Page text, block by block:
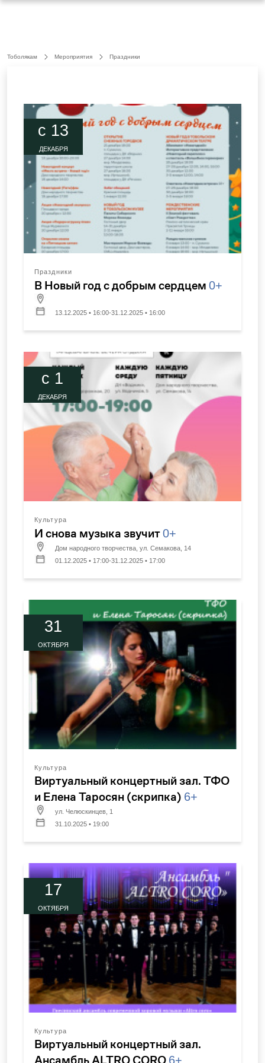
Тоболякам Мероприятия Праздники
c 13
ДЕКАБРЯ
Праздники
В Новый год с добрым сердцем 0+
13.12.2025 • 16:00-31.12.2025 • 16:00
c 1
ДЕКАБРЯ
Культура
И снова музыка звучит0+
Дом народного творчества, ул. Семакова, 14
01.12.2025 • 17:00-31.12.2025 • 17:00
31
ОКТЯБРЯ
Культура
Виртуальный концертный зал. ТФО
и Елена Таросян (скрипка) 6+
ул. Челюскинцев, 1
31.10.2025 • 19:00
17
ОКТЯБРЯ
Культура
Виртуальный концертный зал.
6+